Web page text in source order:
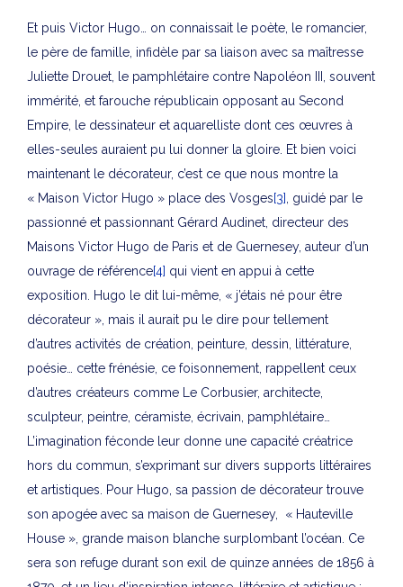
Et puis Victor Hugo… on connaissait le poète, le romancier,
le père de famille, infidèle par sa liaison avec sa maîtresse
Juliette Drouet, le pamphlétaire contre Napoléon III, souvent
immérité, et farouche républicain opposant au Second
Empire, le dessinateur et aquarelliste dont ces œuvres à
elles-seules auraient pu lui donner la gloire. Et bien voici
maintenant le décorateur, c’est ce que nous montre la
« Maison Victor Hugo » place des Vosges[3]
, guidé par le
passionné et passionnant Gérard Audinet, directeur des
Maisons Victor Hugo de Paris et de Guernesey, auteur d’un
ouvrage de référence[4] qui vient en appui à cette
exposition. Hugo le dit lui-même, « j’étais né pour être
décorateur », mais il aurait pu le dire pour tellement
d’autres activités de création, peinture, dessin, littérature,
poésie… cette frénésie, ce foisonnement, rappellent ceux
d’autres créateurs comme Le Corbusier, architecte,
sculpteur, peintre, céramiste, écrivain, pamphlétaire…
L’imagination féconde leur donne une capacité créatrice
hors du commun, s’exprimant sur divers supports littéraires
et artistiques. Pour Hugo, sa passion de décorateur trouve
son apogée avec sa maison de Guernesey, « Hauteville
House », grande maison blanche surplombant l’océan. Ce
sera son refuge durant son exil de quinze années de 1856 à